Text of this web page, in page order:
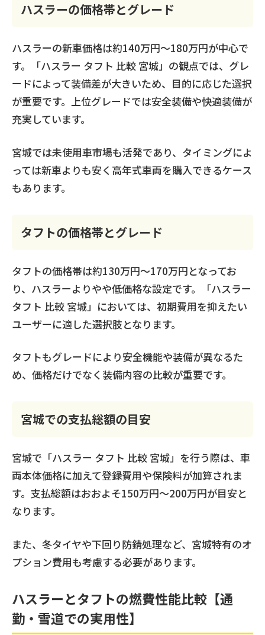
ハスラーの価格帯とグレード
ハスラーの新車価格は約140万円〜180万円が中心で
す。「ハスラー タフト 比較 宮城」の観点では、グレ
ードによって装備差が大きいため、目的に応じた選択
が重要です。上位グレードでは安全装備や快適装備が
充実しています。
宮城では未使用車市場も活発であり、タイミングによ
っては新車よりも安く高年式車両を購入できるケース
もあります。
タフトの価格帯とグレード
タフトの価格帯は約130万円〜170万円となってお
り、ハスラーよりやや低価格な設定です。「ハスラー
タフト 比較 宮城」においては、初期費用を抑えたい
ユーザーに適した選択肢となります。
タフトもグレードにより安全機能や装備が異なるた
め、価格だけでなく装備内容の比較が重要です。
宮城での支払総額の目安
宮城で「ハスラー タフト 比較 宮城」を行う際は、車
両本体価格に加えて登録費用や保険料が加算されま
す。支払総額はおおよそ150万円〜200万円が目安と
なります。
また、冬タイヤや下回り防錆処理など、宮城特有のオ
プション費用も考慮する必要があります。
ハスラーとタフトの燃費性能比較【通
勤・雪道での実用性】